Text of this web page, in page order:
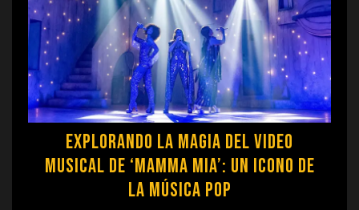
Explorando la Magia del Video
Musical de ‘Mamma Mia’: Un Icono de
la Música Pop